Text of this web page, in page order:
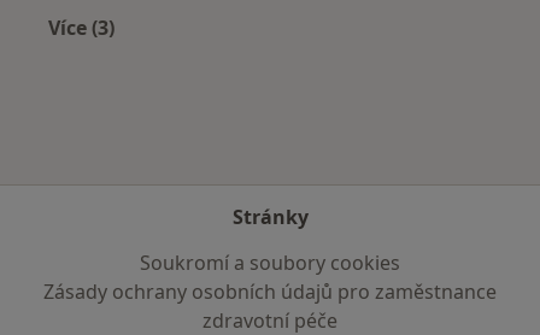
Více (3)
Stránky
Soukromí a soubory cookies
Zásady ochrany osobních údajů pro zaměstnance
zdravotní péče